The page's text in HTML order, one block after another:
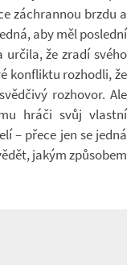
zá­chran­nou brzdu a
aby měl po­slední
ur­čila, že zradí svého
kon­fliktu roz­hodli, že
roz­ho­vor. Ale
hráči svůj vlastní
– přece jen se jedná
jakým způ­so­bem